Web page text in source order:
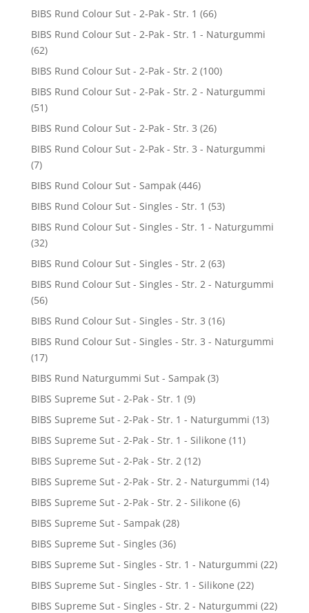
BIBS Rund Colour Sut - 2-Pak - Str. 1 (66)
BIBS Rund Colour Sut - 2-Pak - Str. 1 - Naturgummi
(62)
BIBS Rund Colour Sut - 2-Pak - Str. 2 (100)
BIBS Rund Colour Sut - 2-Pak - Str. 2 - Naturgummi
(51)
BIBS Rund Colour Sut - 2-Pak - Str. 3 (26)
BIBS Rund Colour Sut - 2-Pak - Str. 3 - Naturgummi
(7)
BIBS Rund Colour Sut - Sampak (446)
BIBS Rund Colour Sut - Singles - Str. 1 (53)
BIBS Rund Colour Sut - Singles - Str. 1 - Naturgummi
(32)
BIBS Rund Colour Sut - Singles - Str. 2 (63)
BIBS Rund Colour Sut - Singles - Str. 2 - Naturgummi
(56)
BIBS Rund Colour Sut - Singles - Str. 3 (16)
BIBS Rund Colour Sut - Singles - Str. 3 - Naturgummi
(17)
BIBS Rund Naturgummi Sut - Sampak (3)
BIBS Supreme Sut - 2-Pak - Str. 1 (9)
BIBS Supreme Sut - 2-Pak - Str. 1 - Naturgummi (13)
BIBS Supreme Sut - 2-Pak - Str. 1 - Silikone (11)
BIBS Supreme Sut - 2-Pak - Str. 2 (12)
BIBS Supreme Sut - 2-Pak - Str. 2 - Naturgummi (14)
BIBS Supreme Sut - 2-Pak - Str. 2 - Silikone (6)
BIBS Supreme Sut - Sampak (28)
BIBS Supreme Sut - Singles (36)
BIBS Supreme Sut - Singles - Str. 1 - Naturgummi (22)
BIBS Supreme Sut - Singles - Str. 1 - Silikone (22)
BIBS Supreme Sut - Singles - Str. 2 - Naturgummi (22)